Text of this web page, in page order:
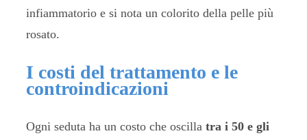
infiammatorio e si nota un colorito della pelle più
rosato.
I costi del trattamento e le
controindicazioni
Ogni seduta ha un costo che oscillatra i 50 e gli